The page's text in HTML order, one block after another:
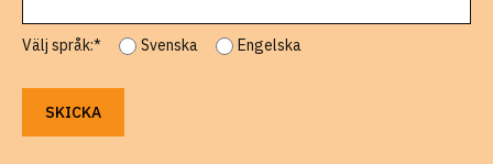
Välj språk:* Svenska Engelska